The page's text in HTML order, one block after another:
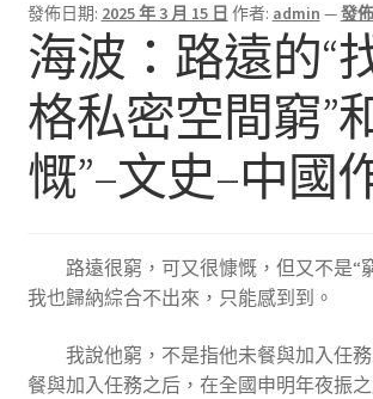
發佈日期: 2025 年 3 月 15 日 作者: admin —發
海波：路遠的“
格私密空間窮”
慨”–文史–中國
路遠很窮，可又很慷慨，但又不是“
我也歸納綜合不出來，只能感到到。
我說他窮，不是指他未餐與加入任
餐與加入任務之后，在全國申明年夜振